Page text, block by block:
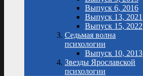
Выпуск 6, 2016
Выпуск 13, 2021
Выпуск 15, 2022
Седьмая волна
психологии
Выпуск 10, 2013
Звезды Ярославской
психологии